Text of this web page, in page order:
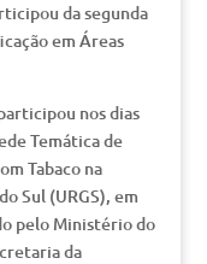
da segunda
em Áreas
nos dias
Temática de
Tabaco na
Sul (URGS), em
pelo Ministério do
da